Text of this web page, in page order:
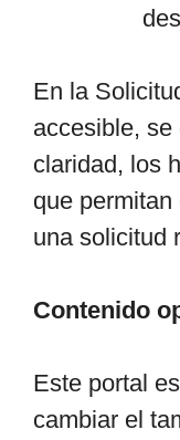
En la
accesible, se
claridad, los
que
una solicitud
Contenido
Este portal
cambiar el